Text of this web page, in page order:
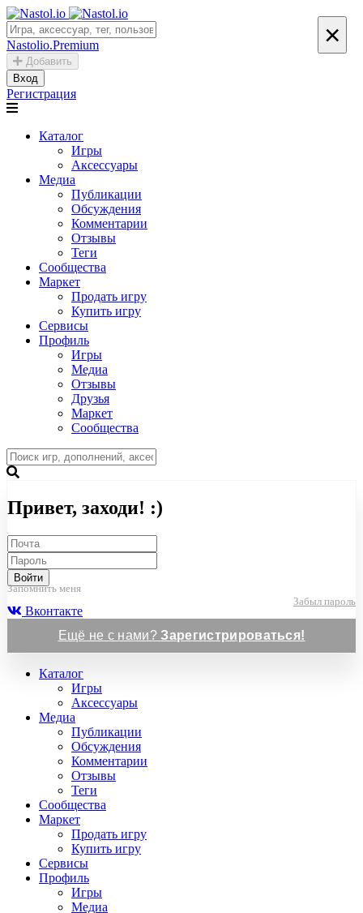
Nastolio.Premium
Добавить
Вход
Регистрация
Каталог
Игры
Аксессуары
Медиа
Публикации
Обсуждения
Комментарии
Отзывы
Теги
Сообщества
Маркет
Продать игру
Купить игру
Сервисы
Профиль
Игры
Медиа
Отзывы
Друзья
Маркет
Сообщества
×
Привет, заходи! :)
Войти
Запомнить меня
Забыл пароль
Вконтакте
Ещё не с нами?Зарегистрироваться!
Каталог
Игры
Аксессуары
Медиа
Публикации
Обсуждения
Комментарии
Отзывы
Теги
Сообщества
Маркет
Продать игру
Купить игру
Сервисы
Профиль
Игры
Медиа